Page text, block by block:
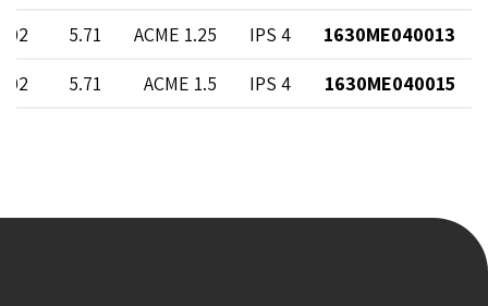
1630ME040013
4 IPS
1.25 ACME
5.71
1630ME040015
4 IPS
1.5 ACME
5.71